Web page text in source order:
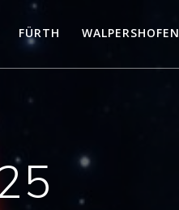
FÜRTH WALPERSHOFEN